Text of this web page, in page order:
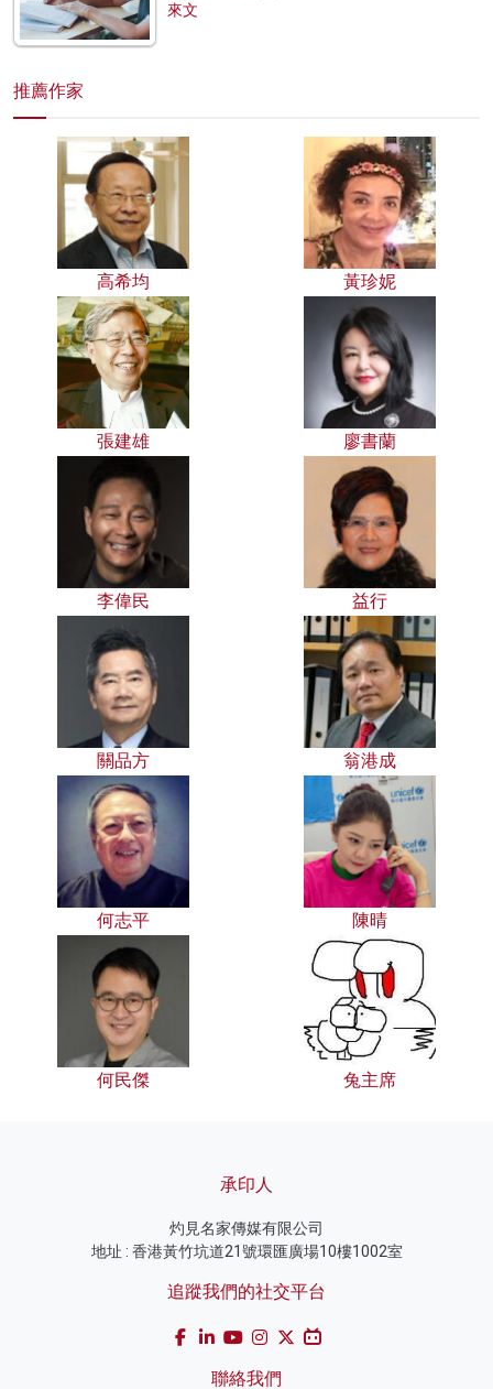
來文
推薦作家
高希均 黃珍妮
張建雄 廖書蘭
李偉民 益行
關品方 翁港成
何志平 陳晴
何民傑 兔主席
承印人
灼見名家傳媒有限公司
地址 : 香港黃竹坑道21號環匯廣場10樓1002室
追蹤我們的社交平台
聯絡我們